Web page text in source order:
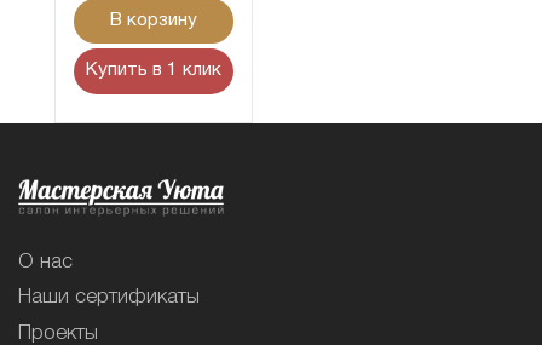
В корзину
Купить в 1 клик
О нас
Наши сертификаты
Проекты